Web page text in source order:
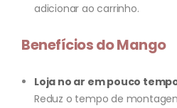
adicionar ao carrinho.
Benefícios do Mango
Loja no ar em pouco
Reduz o tempo de